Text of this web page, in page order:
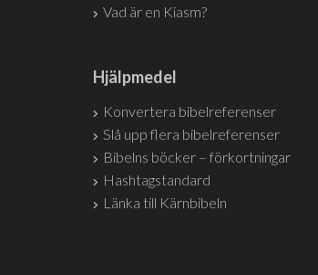
Vad är en Kiasm?
Hjälpmedel
Konvertera bibelreferenser
Slå upp flera bibelreferenser
Bibelns böcker – förkortningar
Hashtagstandard
Länka till Kärnbibeln